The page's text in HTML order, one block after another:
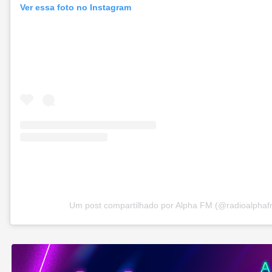
Ver essa foto no Instagram
Um post compartilhado por Alpha FM